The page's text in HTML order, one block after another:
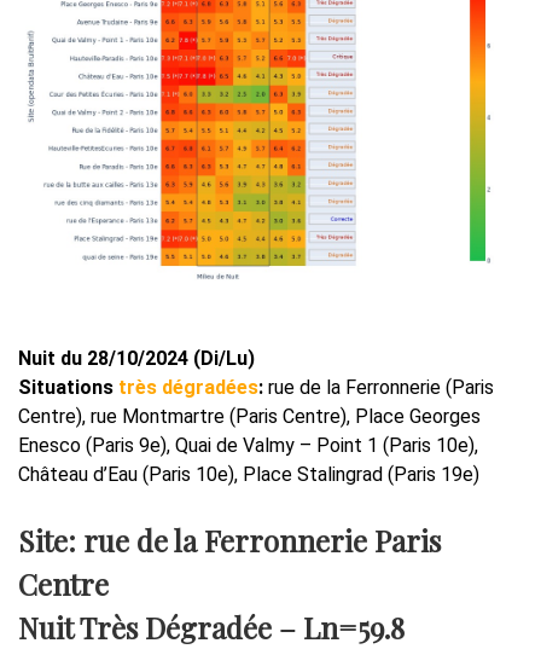
Nuit du 28/10/2024 (Di/Lu)
Situations très dégradées: rue de la Ferronnerie (Paris
Centre), rue Montmartre (Paris Centre), Place Georges
Enesco (Paris 9e), Quai de Valmy – Point 1 (Paris 10e),
Château d’Eau (Paris 10e), Place Stalingrad (Paris 19e)
Site: rue de la Ferronnerie Paris
Centre
Nuit Très Dégradée – Ln=59.8